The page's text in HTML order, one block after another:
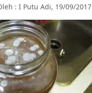
: I Putu Adi, 19/09/2017